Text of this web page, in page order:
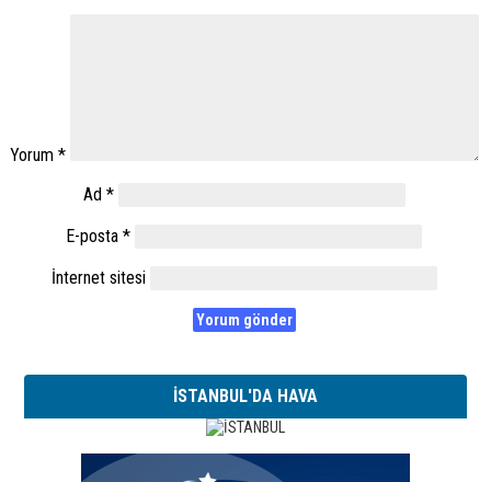
Yorum *
Ad *
E-posta*
İnternet sitesi
İSTANBUL'DA HAVA